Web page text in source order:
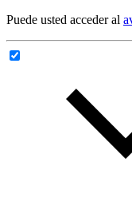
Puede usted acceder al